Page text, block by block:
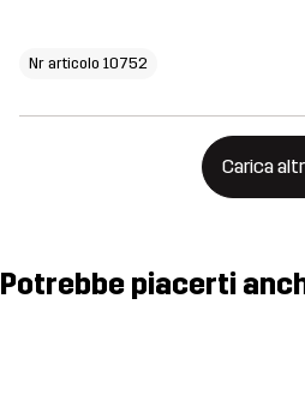
Nr articolo 10752
Carica
Potrebbe piacerti